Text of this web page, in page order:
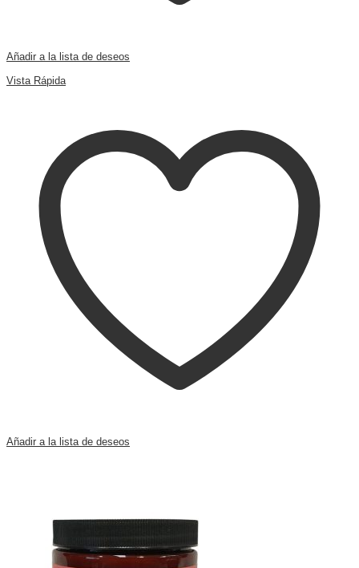
Añadir a la lista de deseos
Vista Rápida
Añadir a la lista de deseos